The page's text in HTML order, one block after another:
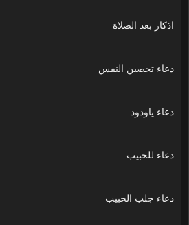
اذكار بعد الصلاة
دعاء تحصين النفس
دعاء ياودود
دعاء للحبيب
دعاء جلب الحبيب